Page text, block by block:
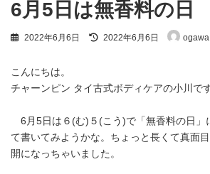
6月5日は無香料の日
2022年6月6日
最
日
時
2022年6月6日 ogawa
こんにちは。
チャーンピン タイ古式ボディケアの小川です
6月5日は６(む)５(こう)で「無香料の日」
て書いてみようかな。ちょっと長くて真面
開になっちゃいました。